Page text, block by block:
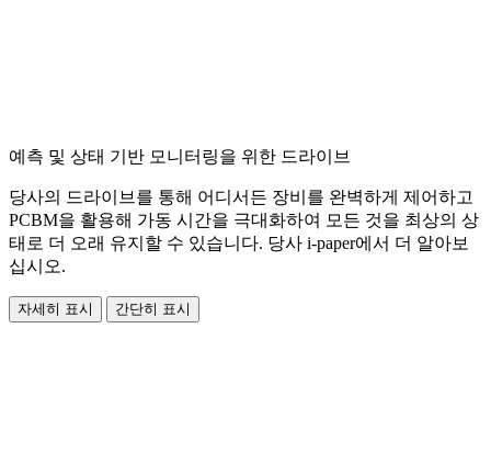
예측 및 상태 기반 모니터링을 위한 드라이브
당사의 드라이브를 통해 어디서든 장비를 완벽하게 제어하고
PCBM을 활용해 가동 시간을 극대화하여 모든 것을 최상의 상
태로 더 오래 유지할 수 있습니다. 당사 i-paper에서 더 알아보
십시오.
자세히 표시 간단히 표시